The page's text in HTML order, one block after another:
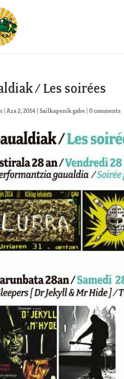
/ Les soirées
|Aza 2, 2014 |Sailkapenik gabe |0 comments